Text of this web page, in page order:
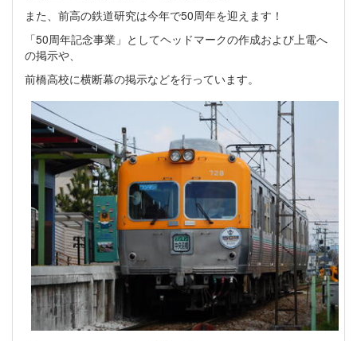
また、前高の鉄道研究は今年で50周年を迎えます！
「50周年記念事業」としてヘッドマークの作成および上電へ
の掲示や、
前橋高校に横断幕の掲示などを行っています。